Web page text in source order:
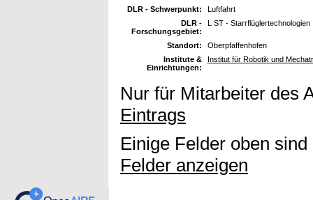
DLR - Schwerpunkt:
Luftfahrt
DLR -
Forschungsgebiet:
L ST - Starrflüglertechnologien
Standort:
Oberpfaffenhofen
Institute &
Einrichtungen:
Institut für Robotik und
Nur für Mitarbeiter des
Eintrags
Einige Felder oben
Felder anzeigen